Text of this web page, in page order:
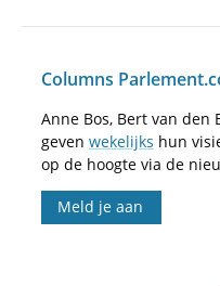
Columns
Anne Bos, Bert van den
geven wekelijks hun
op de hoogte via de
Meld je aan